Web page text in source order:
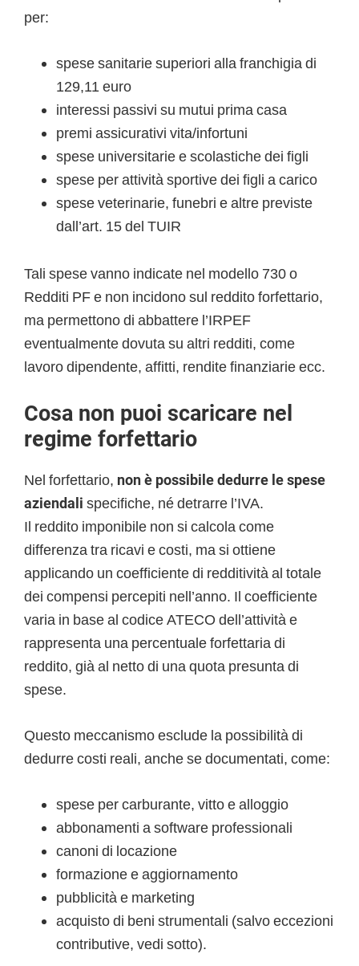
per:
spese sanitarie superiori alla franchigia di
129,11 euro
interessi passivi su mutui prima casa
premi assicurativi vita/infortuni
spese universitarie e scolastiche dei figli
spese per attività sportive dei figli a carico
spese veterinarie, funebri e altre previste
dall’art. 15 del TUIR
Tali spese vanno indicate nel modello 730 o
Redditi PF e non incidono sul reddito forfettario,
ma permettono di abbattere l’IRPEF
eventualmente dovuta su altri redditi, come
lavoro dipendente, affitti, rendite finanziarie ecc.
Cosa non puoi scaricare nel
regime forfettario
Nel forfettario, non è possibile dedurre le spese
aziendali specifiche, né detrarre l’IVA.
Il reddito imponibile non si calcola come
differenza tra ricavi e costi, ma si ottiene
applicando un coefficiente di redditività al totale
dei compensi percepiti nell’anno. Il coefficiente
varia in base al codice ATECO dell’attività e
rappresenta una percentuale forfettaria di
reddito, già al netto di una quota presunta di
spese.
Questo meccanismo esclude la possibilità di
dedurre costi reali, anche se documentati, come:
spese per carburante, vitto e alloggio
abbonamenti a software professionali
canoni di locazione
formazione e aggiornamento
pubblicità e marketing
acquisto di beni strumentali (salvo eccezioni
contributive, vedi sotto).